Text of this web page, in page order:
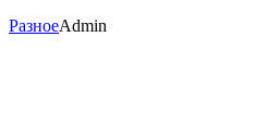
РазноеAdmin